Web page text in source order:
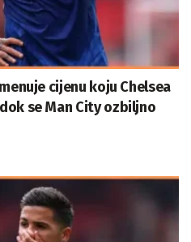
cijenu koju Chelsea
se Man City ozbiljno